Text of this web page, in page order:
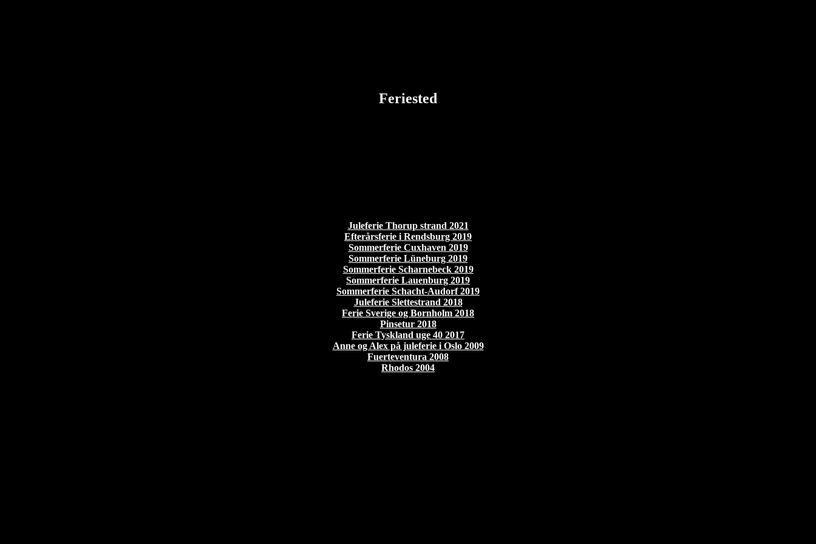
Feriested
Juleferie Thorup strand 2021
Efterårsferie i Rendsburg 2019
Sommerferie Cuxhaven 2019
Sommerferie Lüneburg 2019
Sommerferie Scharnebeck 2019
Sommerferie Lauenburg 2019
Sommerferie Schacht-Audorf 2019
Juleferie Slettestrand 2018
Ferie Sverige og Bornholm 2018
Pinsetur 2018
Ferie Tyskland uge 40 2017
Anne og Alex på juleferie i Oslo 2009
Fuerteventura 2008
Rhodos 2004